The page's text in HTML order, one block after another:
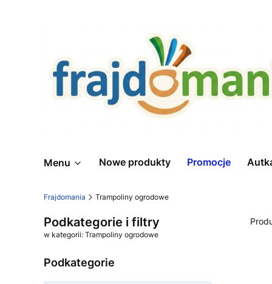
Menu Nowe produkty Promocje
Frajdomania Trampoliny ogrodowe
Podkategorie i filtry
w kategorii: Trampoliny ogrodowe
Podkategorie